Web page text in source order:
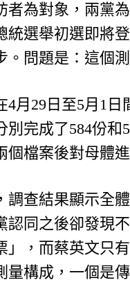
者為對象，兩黨
統選舉初選即將
。問題是：這個
4月29日至5月1
別完成了584份和
個檔案後對母體
調查結果顯示全
認同之後卻發現
」，而蔡英文只
量構成，一個是